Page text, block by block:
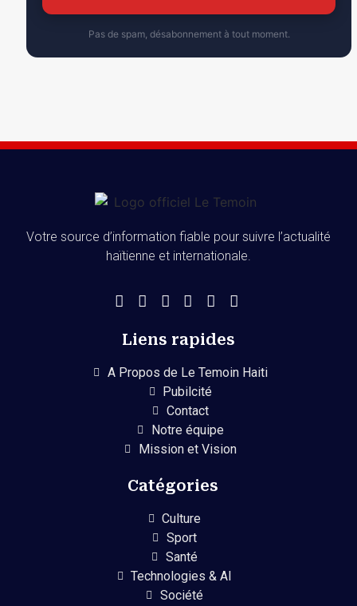
Pas de spam, désabonnement à tout moment.
Votre source d’information fiable pour suivre l’actualité
haïtienne et internationale.
Liens rapides
A Propos de Le Temoin Haiti
Pubilcité
Contact
Notre équipe
Mission et Vision
Catégories
Culture
Sport
Santé
Technologies & AI
Société